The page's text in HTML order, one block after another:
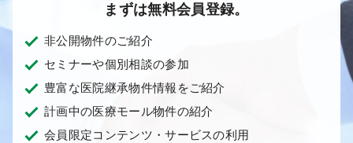
まずは無料会員登録。
非公開物件のご紹介
セミナーや個別相談の参加
豊富な医院継承物件情報をご紹介
計画中の医療モール物件の紹介
会員限定コンテンツ・サービスの利用